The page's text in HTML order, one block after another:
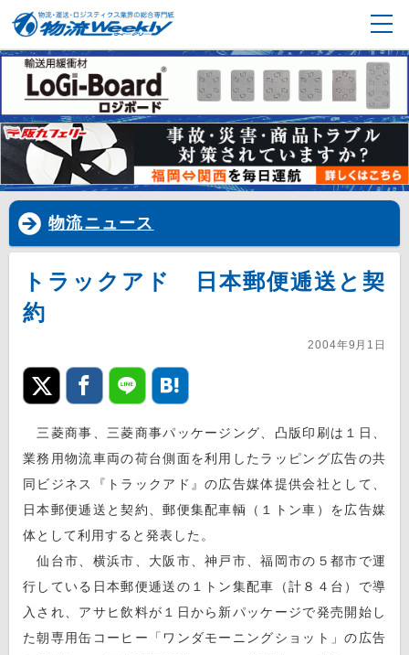
物流ニュース
トラックアド 日本郵便逓送と契
約
2004年9月1日
三菱商事、三菱商事パッケージング、凸版印刷は１日、
業務用物流車両の荷台側面を利用したラッピング広告の共
同ビジネス『トラックアド』の広告媒体提供会社として、
日本郵便逓送と契約、郵便集配車輌（１トン車）を広告媒
体として利用すると発表した。
仙台市、横浜市、大阪市、神戸市、福岡市の５都市で運
行している日本郵便逓送の１トン集配車（計８４台）で導
入され、アサヒ飲料が１日から新パッケージで発売開始し
た朝専用缶コーヒー「ワンダモーニングショット」の広告